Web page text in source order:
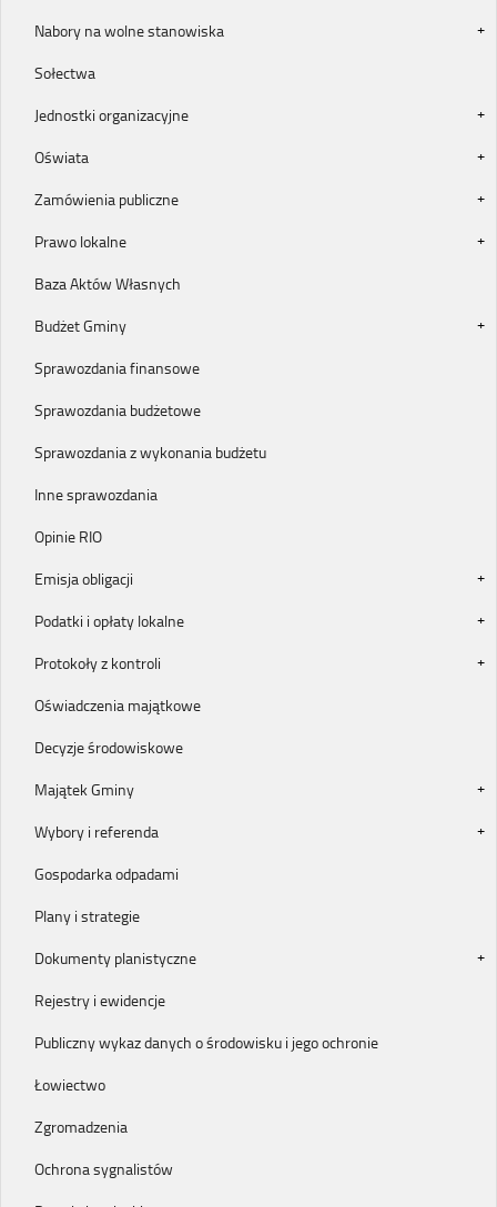
Nabory na wolne stanowiska
Sołectwa
Jednostki organizacyjne
Oświata
Zamówienia publiczne
Prawo lokalne
Baza Aktów Własnych
Budżet Gminy
Sprawozdania finansowe
Sprawozdania budżetowe
Sprawozdania z wykonania budżetu
Inne sprawozdania
Opinie RIO
Emisja obligacji
Podatki i opłaty lokalne
Protokoły z kontroli
Oświadczenia majątkowe
Decyzje środowiskowe
Majątek Gminy
Wybory i referenda
Gospodarka odpadami
Plany i strategie
Dokumenty planistyczne
Rejestry i ewidencje
Publiczny wykaz danych o środowisku i jego ochronie
Łowiectwo
Zgromadzenia
Ochrona sygnalistów